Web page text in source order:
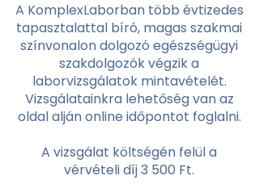
A KomplexLaborban több évtizedes
tapasztalattal bíró, magas szakmai
színvonalon dolgozó egészségügyi
szakdolgozók végzik a
laborvizsgálatok mintavételét.
Vizsgálatainkra lehetőség van az
oldal alján online időpontot foglalni.
A vizsgálat költségén felül a
vérvételi díj 3 500 Ft.